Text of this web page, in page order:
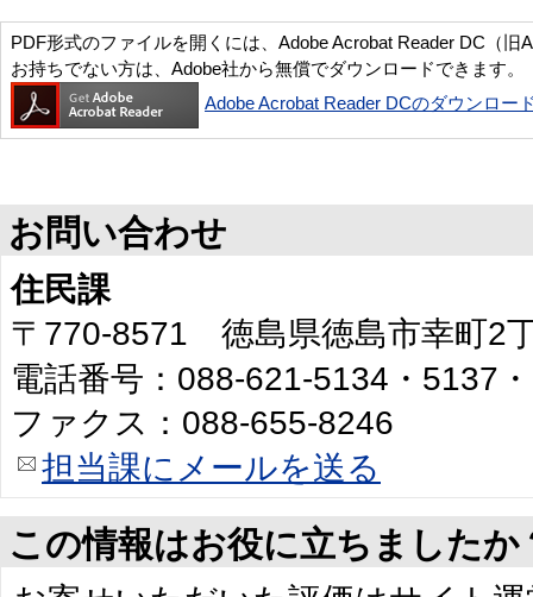
PDF形式のファイルを開くには、Adobe Acrobat Reader DC（旧
お持ちでない方は、Adobe社から無償でダウンロードできます。
Adobe Acrobat Reader DCのダウンロー
お問い合わせ
住民課
〒770-8571 徳島県徳島市幸町2
電話番号：088-621-5134・5137
ファクス：088-655-8246
担当課にメールを送る
この情報はお役に立ちましたか